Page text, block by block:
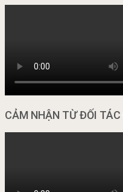
CẢM NHẬN TỪ ĐỐI